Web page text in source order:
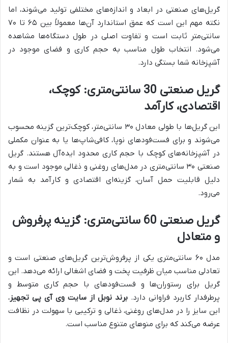
گریل‌های صنعتی در ابعاد و اندازه‌های مختلفی تولید می‌شوند، اما
نکته مهم این است که عمق استاندارد آن‌ها معمولاً بین ۶۵ تا ۷۰
سانتی‌متر ثابت است و تفاوت اصلی در طول دستگاه‌ها مشاهده
می‌شود. انتخاب طول مناسب به حجم کاری و فضای موجود در
آشپزخانه شما بستگی دارد.
گریل صنعتی 30 سانتی‌متری: کوچک،
اقتصادی، کارآمد
این گریل‌ها با طولی معادل ۳۰ سانتی‌متر، کوچک‌ترین گزینه محسوب
می‌شوند و برای فست‌فودهای نوپا، کافی‌شاپ‌ها یا به عنوان مکملی
در آشپزخانه‌های کوچک با حجم کاری محدود ایده‌آل هستند. گریل
صنعتی ۳۰ سانتی‌متری در مدل‌های روغنی و ذغالی موجود است و به
دلیل قابلیت حمل آسان، گزینه‌ای اقتصادی و کارآمد به شمار
می‌رود.
گریل صنعتی 60 سانتی‌متری: گزینه پرفروش
و متعادل
مدل ۶۰ سانتی‌متری یکی از پرفروش‌ترین گریل‌های صنعتی است و
تعادلی مناسب میان ظرفیت پخت و فضای اشغالی ارائه می‌دهد. این
گریل برای رستوران‌ها و فست‌فودهای با حجم کاری متوسط و
پرطرفدار کاربرد فراوانی دارد. برند نوبل از سایت وی آی پی تجهیز،
این سایز را در مدل‌های روغنی، ذغالی و ترکیبی با سهولت در نظافت
عرضه می‌کند که برای منوهای متنوع مناسب است.